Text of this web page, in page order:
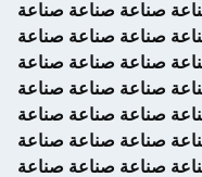
صناعة صناعة صناعة
صناعة صناعة صناعة
صناعة صناعة صناعة
صناعة صناعة صناعة
صناعة صناعة صناعة
صناعة صناعة صناعة
صناعة صناعة صناعة